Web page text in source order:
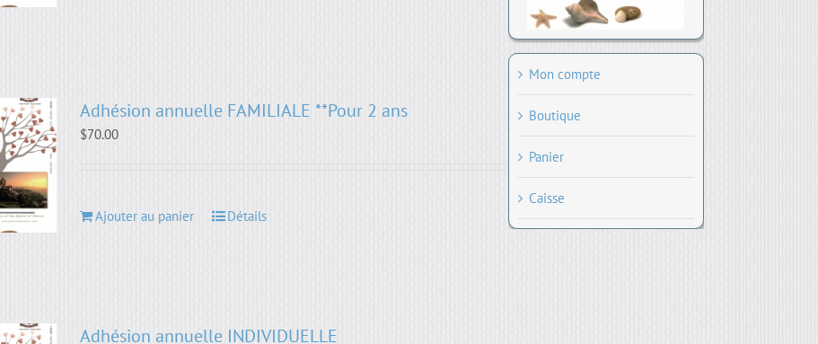
Adhésion annuelle FAMILIALE **Pour 2 ans
$70.00
Ajouter au panier Détails
Adhésion annuelle INDIVIDUELLE
Mon compte
Boutique
Panier
Caisse